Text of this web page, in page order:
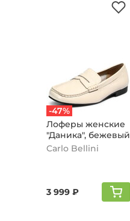
-47%
Лоферы женские
"Даника", бежевый
Carlo Bellini
3 999 ₽